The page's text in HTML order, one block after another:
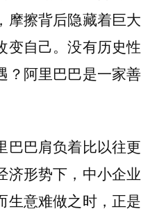
摩擦背后隐藏着巨大
变自己。没有历史性
？阿里巴巴是一家善
巴巴肩负着比以往更
济形势下，中小企业
生意难做之时，正是